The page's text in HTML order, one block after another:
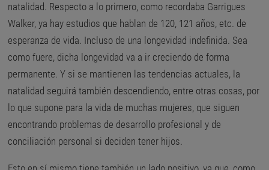
natalidad. Respecto a lo primero, como recordaba Garrigues
Walker, ya hay estudios que hablan de 120, 121 años, etc. de
esperanza de vida. Incluso de una longevidad indefinida. Sea
como fuere, dicha longevidad va a ir creciendo de forma
permanente. Y si se mantienen las tendencias actuales, la
natalidad seguirá también descendiendo, entre otras cosas, por
lo que supone para la vida de muchas mujeres, que siguen
encontrando problemas de desarrollo profesional y de
conciliación personal si deciden tener hijos.